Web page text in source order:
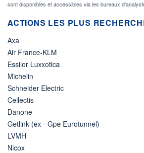
sont disponibles et accessibles via les bureaux
ACTIONS LES PLUS
Axa
Air France-KLM
Essilor Luxxotica
Michelin
Schneider Electric
Cellectis
Danone
Getlink (ex - Gpe Eurotunnel)
LVMH
Nicox